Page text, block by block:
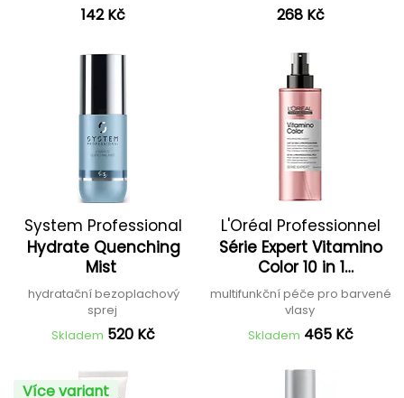
142 Kč 268 Kč
System Professional
Hydrate Quenching
Mist
hydratační bezoplachový
sprej
Skladem 520 Kč
L'Oréal Professionnel
Série Expert Vitamino
Color 10 in 1
Professional Milk
multifunkční péče pro barvené
vlasy
Skladem 465 Kč
Více variant